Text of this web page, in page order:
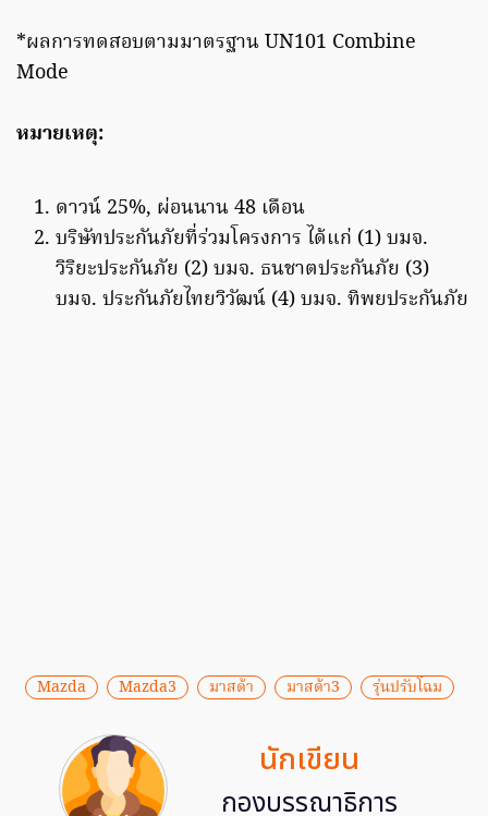
*ผลการทดสอบตามมาตรฐาน UN101 Combine
Mode
หมายเหตุ:
ดาวน์ 25%, ผ่อนนาน 48 เดือน
บริษัทประกันภัยที่ร่วมโครงการ ได้แก่ (1) บมจ.
วิริยะประกันภัย (2) บมจ. ธนชาตประกันภัย (3)
บมจ. ประกันภัยไทยวิวัฒน์ (4) บมจ. ทิพยประกันภัย
Mazda Mazda3 มาสด้า มาสด้า3 รุ่นปรับโฉม
นักเขียน
กองบรรณาธิการ